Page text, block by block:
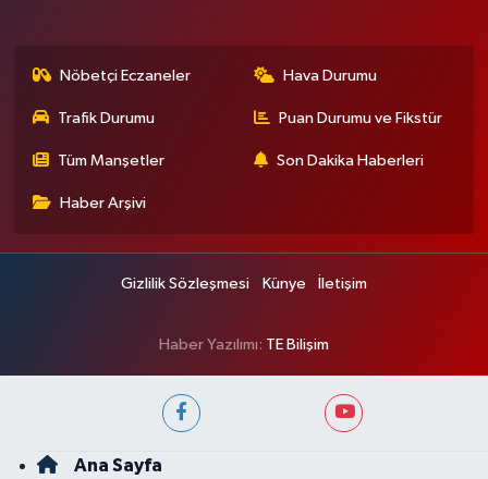
Nöbetçi Eczaneler Hava Durumu
Trafik Durumu Puan Durumu ve Fikstür
Tüm Manşetler Son Dakika Haberleri
Haber Arşivi
Gizlilik Sözleşmesi Künye İletişim
Haber Yazılımı: TE Bilişim
Ana Sayfa